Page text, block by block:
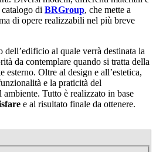
di BRGroup, che mette a
di opere realizzabili nel più breve
dell’edificio al quale verrà destinata la
da contemplare quando si tratta della
esterno. Oltre al design e all’estetica,
e la praticità del
Tutto è realizzato in base
e al risultato finale da ottenere.